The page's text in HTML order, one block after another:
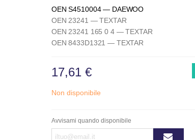
OEN S4510004 — DAEWOO
OEN 23241 — TEXTAR
OEN 23241 165 0 4 — TEXTAR
OEN 8433D1321 — TEXTAR
17,61 €
Non disponibile
Avvisami quando disponibile